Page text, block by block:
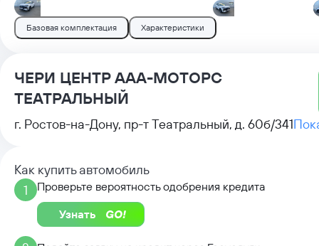
Базовая комплектация Характеристики
ЧЕРИ ЦЕНТР ААА-МОТОРС
ТЕАТРАЛЬНЫЙ
г. Ростов-на-Дону, пр-т Театральный, д. 60б/341
Как купить автомобиль
1
Проверьте вероятность одобрения кредита
Узнать